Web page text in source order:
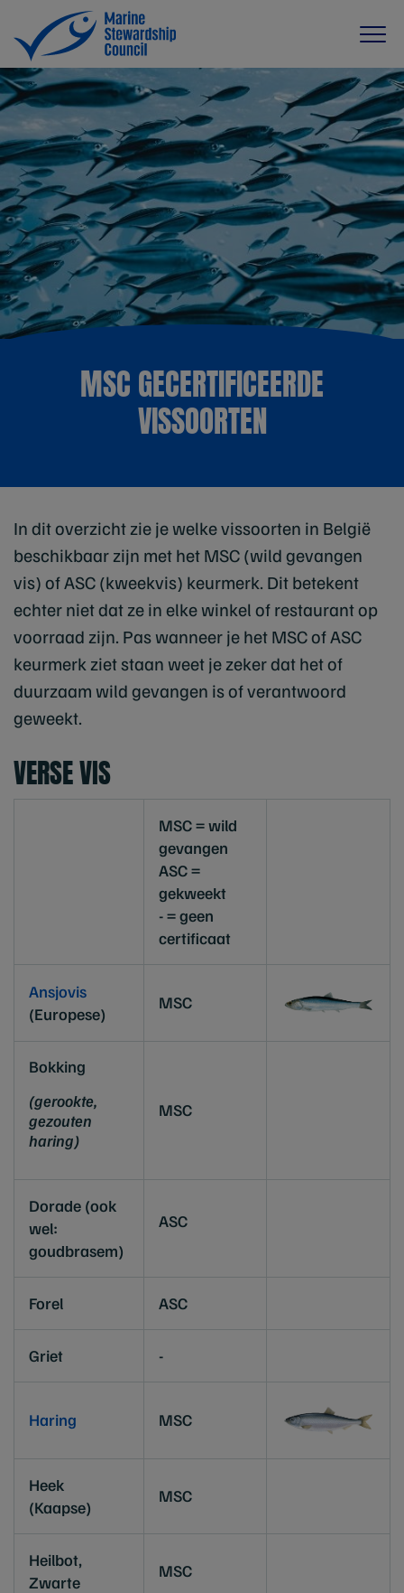
MSC GECERTIFICEERDE
VISSOORTEN
In dit overzicht zie je welke vissoorten in België
beschikbaar zijn met het MSC (wild gevangen
vis) of ASC (kweekvis) keurmerk. Dit betekent
echter niet dat ze in elke winkel of restaurant op
voorraad zijn. Pas wanneer je het MSC of ASC
keurmerk ziet staan weet je zeker dat het of
duurzaam wild gevangen is of verantwoord
geweekt.
VERSE VIS
MSC = wild
gevangen
ASC =
gekweekt
- = geen
certificaat
Ansjovis
(Europese)
MSC
Bokking
(gerookte,
gezouten
haring)
MSC
Dorade (ook
wel:
goudbrasem)
ASC
Forel ASC
Griet -
Haring MSC
Heek
(Kaapse)
MSC
Heilbot,
Zwarte
MSC